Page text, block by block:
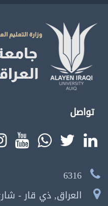
تواصل
6316
العراق, ذي قار -